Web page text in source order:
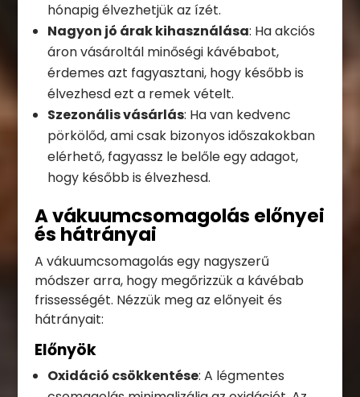
hónapig élvezhetjük az ízét.
Nagyon jó árak kihasználása: Ha akciós
áron vásároltál minőségi kávébabot,
érdemes azt fagyasztani, hogy később is
élvezhesd ezt a remek vételt.
Szezonális vásárlás: Ha van kedvenc
pörkölőd, ami csak bizonyos időszakokban
elérhető, fagyassz le belőle egy adagot,
hogy később is élvezhesd.
A vákuumcsomagolás előnyei
és hátrányai
A vákuumcsomagolás egy nagyszerű
módszer arra, hogy megőrizzük a kávébab
frissességét. Nézzük meg az előnyeit és
hátrányait:
Előnyök
Oxidáció csökkentése: A légmentes